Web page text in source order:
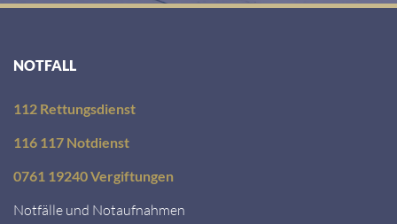
NOTFALL
112 Rettungsdienst
116 117 Notdienst
0761 19240 Vergiftungen
Notfälle und Notaufnahmen